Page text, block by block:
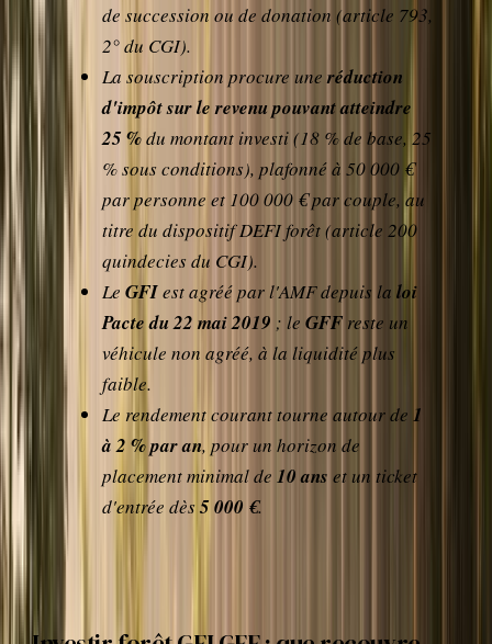
de succession ou de donation (article 793,
2° du CGI).
La souscription procure uneréduction
d'impôt sur le revenu pouvant atteindre
25 %du montant investi (18 % de base, 25
% sous conditions), plafonné à 50 000 €
par personne et 100 000 € par couple, au
titre du dispositif DEFI forêt (article 200
quindecies du CGI).
Le GFIest agréé par l'AMF depuis la loi
Pacte du 22 mai 2019 ; le GFF reste un
véhicule non agréé, à la liquidité plus
faible.
Le rendement courant tourne autour de 1
à 2 % par an, pour un horizon de
placement minimal de 10 ans et un ticket
d'entrée dès5 000 €.